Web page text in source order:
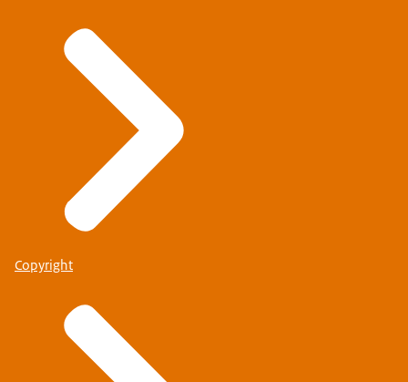
Copyright